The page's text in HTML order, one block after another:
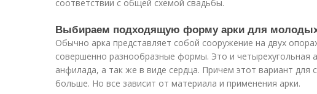
соответствии с общей схемой свадьбы.
Выбираем подходящую форму арки для
Обычно арка представляет собой сооружение на двух
совершенно разнообразные формы. Это и четырехугольная
анфилада, а так же в виде сердца. Причем этот вариант для
больше. Но все зависит от материала и применения арки.